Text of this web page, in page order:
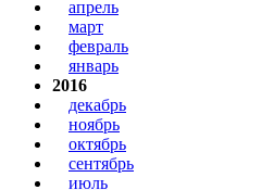
апрель
март
февраль
январь
2016
декабрь
ноябрь
октябрь
сентябрь
июль